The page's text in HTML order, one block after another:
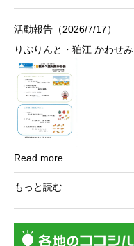
活動報告（2026/7/17）
りぷりんと・狛江 かわせみ
Read more
もっと読む